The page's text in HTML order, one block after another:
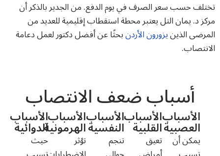
تختلف حسب سعر الصرف في يوم الدفع. من الجدير بالذكر أن
مركز د. يمان التل يعتبر محطة استقطاب إقليمية للعديد من
المرضى الذينيزورون الأردنبحثًا عن أفضل دكتور لعمل دعامة
الانتصاب.
أسباب ضعف الانتصاب
الأسباب
العصبية
يمكن أن
الأسباب
القلبية
تعيق
الأسباب
النفسية
تنجم
الأسباب
الهرمونية
تؤثر
الأسباب
الدوائية
حيث